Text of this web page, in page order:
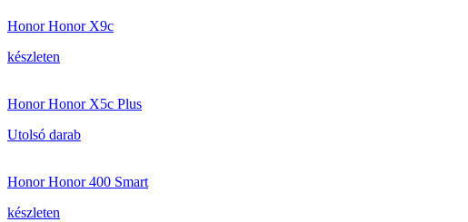
Honor Honor X9c
készleten
Honor Honor X5c Plus
Utolsó darab
Honor Honor 400 Smart
készleten